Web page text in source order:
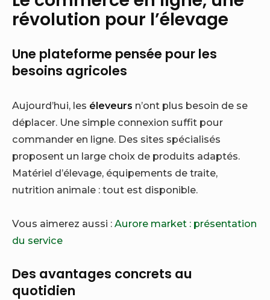
révolution pour l’élevage
Une plateforme pensée pour les
besoins agricoles
Aujourd’hui, les éleveurs n’ont plus besoin de se
déplacer. Une simple connexion suffit pour
commander en ligne. Des sites spécialisés
proposent un large choix de produits adaptés.
Matériel d’élevage, équipements de traite,
nutrition animale : tout est disponible.
Vous aimerez aussi : Aurore market : présentation
du service
Des avantages concrets au
quotidien